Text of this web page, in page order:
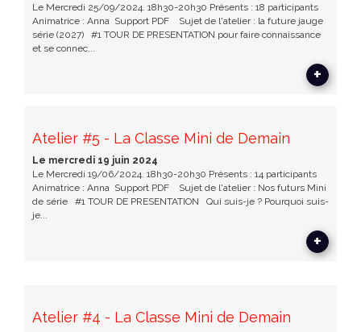
Le Mercredi 25/09/2024. 18h30-20h30 Présents : 18 participants
Animatrice : Anna Support PDF Sujet de l'atelier : la future jauge
série (2027) #1 TOUR DE PRESENTATION pour faire connaissance
et se connec...
+
Atelier #5 - La Classe Mini de Demain
Le mercredi 19 juin 2024
Le Mercredi 19/06/2024. 18h30-20h30 Présents : 14 participants
Animatrice : Anna Support PDF Sujet de l'atelier : Nos futurs Mini
de série #1 TOUR DE PRESENTATION Qui suis-je ? Pourquoi suis-
je...
+
Atelier #4 - La Classe Mini de Demain